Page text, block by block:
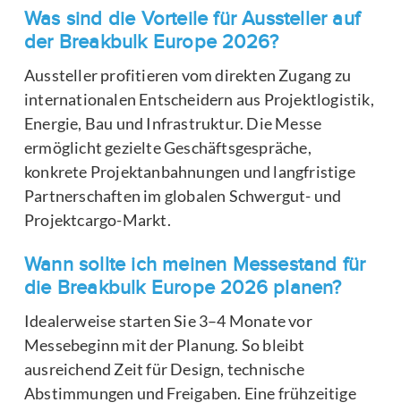
Was sind die Vorteile für Aussteller auf
der Breakbulk Europe 2026?
Aussteller profitieren vom direkten Zugang zu
internationalen Entscheidern aus Projektlogistik,
Energie, Bau und Infrastruktur. Die Messe
ermöglicht gezielte Geschäftsgespräche,
konkrete Projektanbahnungen und langfristige
Partnerschaften im globalen Schwergut- und
Projektcargo-Markt.
Wann sollte ich meinen Messestand für
die Breakbulk Europe 2026 planen?
Idealerweise starten Sie 3–4 Monate vor
Messebeginn mit der Planung. So bleibt
ausreichend Zeit für Design, technische
Abstimmungen und Freigaben. Eine frühzeitige